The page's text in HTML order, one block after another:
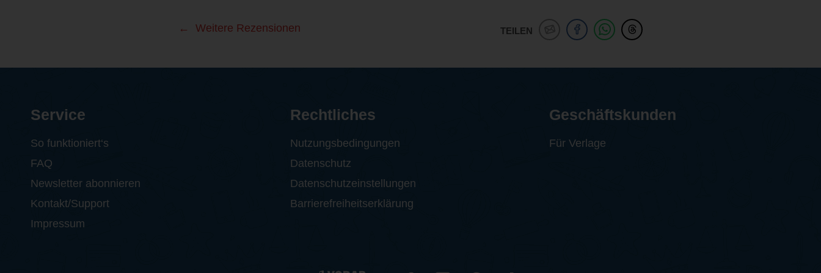
TEILEN
Weitere Rezensionen
Service
So funktioniert‘s
FAQ
Newsletter abonnieren
Kontakt/Support
Impressum
Rechtliches
Nutzungsbedingungen
Datenschutz
Datenschutzeinstellungen
Barrierefreiheitserklärung
Geschäftskunden
Für Verlage